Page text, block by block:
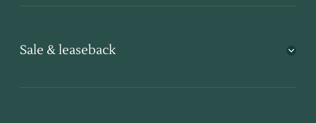
Sale & leaseback